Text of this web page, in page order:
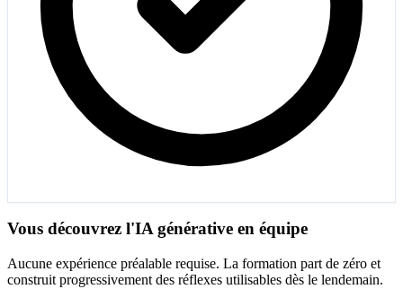
Vous découvrez l'IA générative en équipe
Aucune expérience préalable requise. La formation part de zéro et
construit progressivement des réflexes utilisables dès le lendemain.